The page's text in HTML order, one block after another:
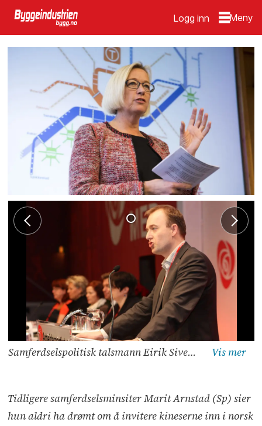
Logg inn
Samferdselspolitisk talsmann Eirik Sivertsen i Arbeiderpartiet. Arkivfoto.
Tidligere samferdselsminsiter Marit Arnstad (Sp) sier
hun aldri ha drømt om å invitere kineserne inn i norsk